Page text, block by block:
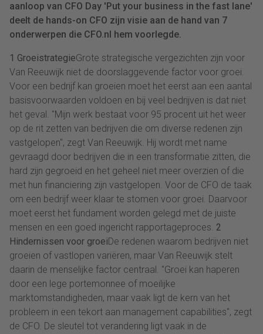
aanloop van CFO Day 'Put your business in the fast lane'
deelt de hands-on CFO zijn visie aan​ de hand van 7
onderwerpen die CFO.nl hem voorlegde.
1 GroeistrategieGrote strategische vergezichten zijn voor
Van Reeuwijk niet de doorslaggevende factor voor groei.
Voor een bedrijf kan groeien moet het eerst aan een aantal
basisvoorwaarden voldoen en bij veel bedrijven is dat niet
het geval. "Mijn werk bestaat voor 95 procent uit het weer
op de rit zetten van bedrijven die om diverse redenen zijn
vastgelopen", zegt Van Reeuwijk. Hij wordt met name
gevraagd door bedrijven die in een transformatie zitten, die
hard zijn gegroeid en het geheel niet meer overzien of die
met hun financiering zijn vastgelopen. Voor de CFO de taak
om een bedrijf weer klaar te stomen voor groei. Daarvoor
moet eerst het fundament worden gelegd met de juiste
mensen en een goed ingericht rapportageproces. 2
Hindernissen voor groeiDe redenen waarom bedrijven niet
groeien of vastlopen variëren, maar Van Reeuwijk stelt
daarin de menselijke factor centraal. "Groei kan haperen
door een lege portemonnee of moeilijke
marktomstandigheden, maar vaak ligt de kern van het
probleem in een tekort aan management capabilities", zegt
de CFO. De sleutel tot verandering ligt vaak in de